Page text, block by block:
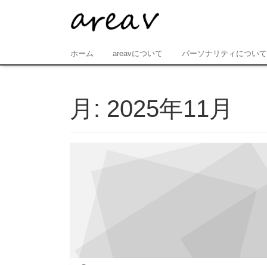
ホーム areavについて パーソナリティについて
月: 2025年11月